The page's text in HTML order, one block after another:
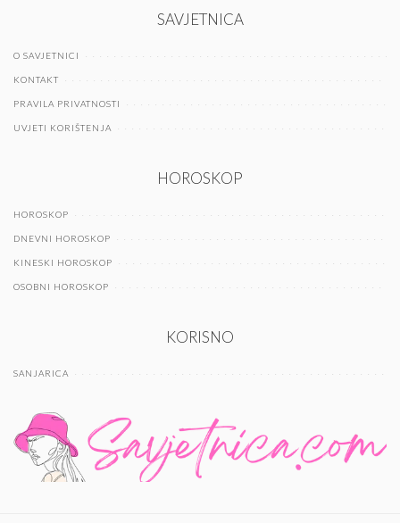
SAVJETNICA
O SAVJETNICI
KONTAKT
PRAVILA PRIVATNOSTI
UVJETI KORIŠTENJA
HOROSKOP
HOROSKOP
DNEVNI HOROSKOP
KINESKI HOROSKOP
OSOBNI HOROSKOP
KORISNO
SANJARICA